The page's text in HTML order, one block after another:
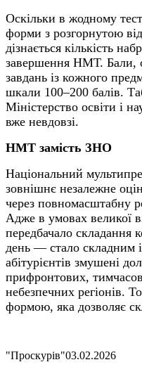
Оскільки в жодному
форми з розгорнутою
дізнається кількість
завершення НМТ. Бали,
завдань із кожного
шкали 100–200 балів.
Міністерство освіти і
вже невдовзі.
НМТ замість ЗНО
Національний
зовнішнє незалежне
через повномасштабну
Адже в умовах великої
передбачало складання
день — стало складним
абітурієнтів змушені
прифронтових,
небезпечних регіонів.
формою, яка дозволяє
"Проскурів"03.02.2026